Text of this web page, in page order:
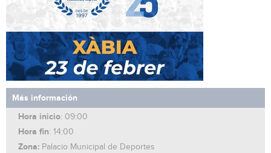
Más información
Hora inicio: 09:00
Hora fin: 14:00
Zona: Palacio Municipal de Deportes